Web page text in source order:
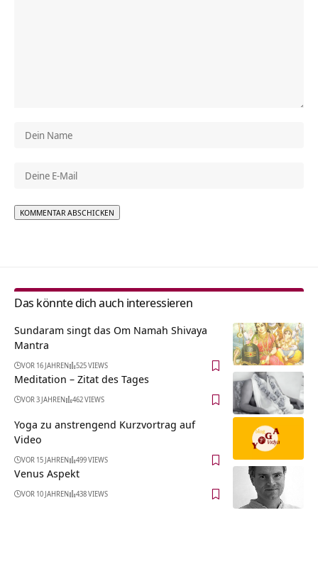
Das könnte dich auch interessieren
Sundaram singt das Om Namah Shivaya
Mantra
VOR 16 JAHREN 525 VIEWS
Meditation – Zitat des Tages
VOR 3 JAHREN 462 VIEWS
Yoga zu anstrengend Kurzvortrag auf
Video
VOR 15 JAHREN 499 VIEWS
Venus Aspekt
VOR 10 JAHREN 438 VIEWS